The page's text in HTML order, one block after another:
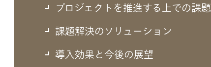
プロジェクトを推進する上での課題
課題解決のソリューション
導入効果と今後の展望